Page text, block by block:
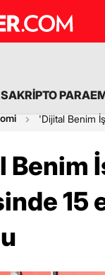
KRİPTO PARA
'Dijital Benim
Benim
15